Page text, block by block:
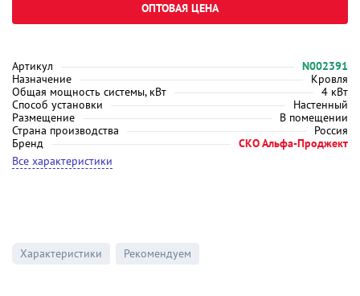
Артикул
N002391
Назначение
Кровля
Общая мощность системы, кВт
4 кВт
Способ установки
Настенный
Размещение
В помещении
Страна производства
Россия
Бренд
СКО Альфа-Проджект
Все характеристики
ОПТОВАЯ ЦЕНА
Характеристики Рекомендуем